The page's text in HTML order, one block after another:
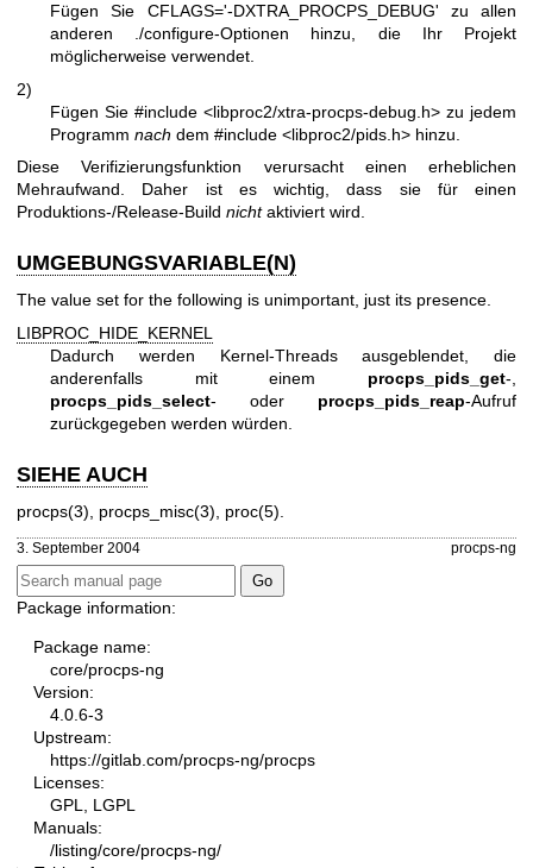
Fügen Sie CFLAGS='-DXTRA_PROCPS_DEBUG' zu allen
anderen ./configure-Optionen hinzu, die Ihr Projekt
möglicherweise verwendet.
2)
Fügen Sie #include <libproc2/xtra-procps-debug.h> zu jedem
Programm nach dem #include <libproc2/pids.h> hinzu.
Diese Verifizierungsfunktion verursacht einen erheblichen
Mehraufwand. Daher ist es wichtig, dass sie für einen
Produktions-/Release-Build nichtaktiviert wird.
UMGEBUNGSVARIABLE(N)
The value set for the following is unimportant, just its presence.
LIBPROC_HIDE_KERNEL
Dadurch werden Kernel-Threads ausgeblendet, die
anderenfalls mit einem procps_pids_get-,
procps_pids_select- oder procps_pids_reap-Aufruf
zurückgegeben werden würden.
SIEHE AUCH
procps(3), procps_misc(3), proc(5).
3. September 2004 procps-ng
Package information:
Package name:
core/procps-ng
Version:
4.0.6-3
Upstream:
https://gitlab.com/procps-ng/procps
Licenses:
GPL, LGPL
Manuals:
/listing/core/procps-ng/